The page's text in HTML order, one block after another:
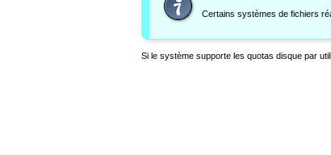
Certains systèmes de fichiers
Si le système supporte les quotas disque par